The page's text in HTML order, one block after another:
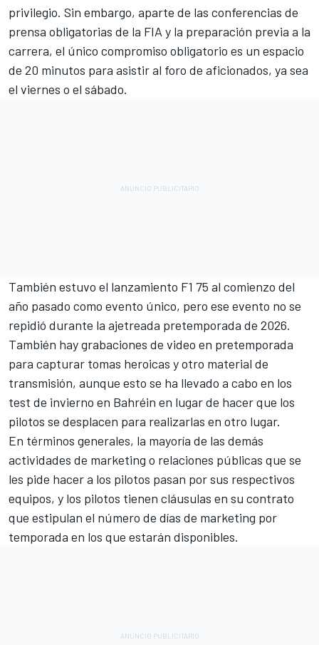
privilegio. Sin embargo, aparte de las conferencias de
prensa obligatorias de la FIA y la preparación previa a la
carrera, el único compromiso obligatorio es un espacio
de 20 minutos para asistir al foro de aficionados, ya sea
el viernes o el sábado.
También estuvo el lanzamiento F1 75 al comienzo del
año pasado como evento único, pero ese evento no se
repidió durante la ajetreada pretemporada de 2026.
También hay grabaciones de video en pretemporada
para capturar tomas heroicas y otro material de
transmisión, aunque esto se ha llevado a cabo en los
test de invierno en Bahréin en lugar de hacer que los
pilotos se desplacen para realizarlas en otro lugar.
En términos generales, la mayoría de las demás
actividades de marketing o relaciones públicas que se
les pide hacer a los pilotos pasan por sus respectivos
equipos, y los pilotos tienen cláusulas en su contrato
que estipulan el número de días de marketing por
temporada en los que estarán disponibles.